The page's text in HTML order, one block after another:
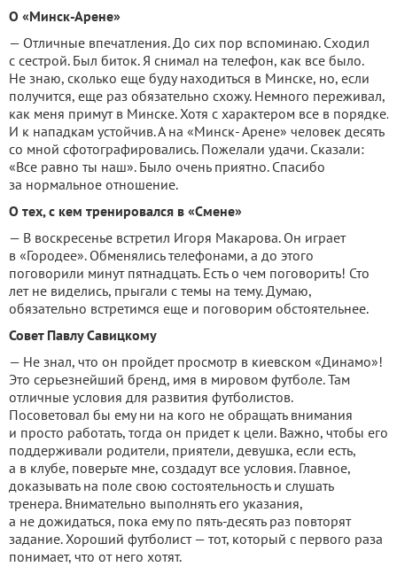
О «Минск-Арене»
— Отличные впечатления. До сих пор вспоминаю. Сходил
с сестрой. Был биток. Я снимал на телефон, как все было.
Не знаю, сколько еще буду находиться в Минске, но, если
получится, еще раз обязательно схожу. Немного переживал,
как меня примут в Минске. Хотя с характером все в порядке.
И к нападкам устойчив. А на «Минск- Арене» человек десять
со мной сфотографировались. Пожелали удачи. Сказали:
«Все равно ты наш». Было очень приятно. Спасибо
за нормальное отношение.
О тех, с кем тренировался в «Смене»
— В воскресенье встретил Игоря Макарова. Он играет
в «Городее». Обменялись телефонами, а до этого
поговорили минут пятнадцать. Есть о чем поговорить! Сто
лет не виделись, прыгали с темы на тему. Думаю,
обязательно встретимся еще и поговорим обстоятельнее.
Совет Павлу Савицкому
— Не знал, что он пройдет просмотр в киевском «Динамо»!
Это серьезнейший бренд, имя в мировом футболе. Там
отличные условия для развития футболистов.
Посоветовал бы ему ни на кого не обращать внимания
и просто работать, тогда он придет к цели. Важно, чтобы его
поддерживали родители, приятели, девушка, если есть,
а в клубе, поверьте мне, создадут все условия. Главное,
доказывать на поле свою состоятельность и слушать
тренера. Внимательно выполнять его указания,
а не дожидаться, пока ему по пять-десять раз повторят
задание. Хороший футболист — тот, который с первого раза
понимает, что от него хотят.